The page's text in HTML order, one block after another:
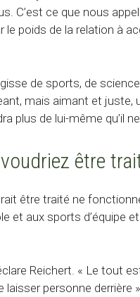
C’est ce que nous
poids de la relation à
de sports, de
mais aimant et juste,
plus de lui-même qu’il
être
être traité ne
et aux sports d’équipe
Reichert. « Le tout
personne derrière